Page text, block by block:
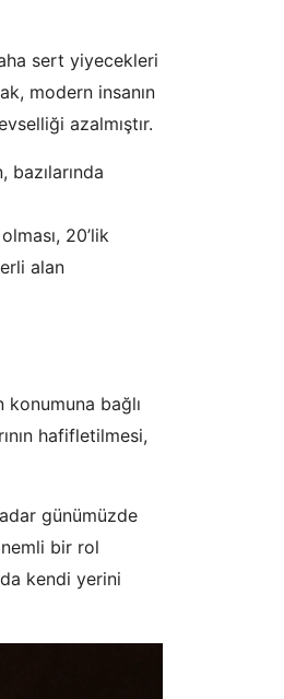
sert yiyecekleri
modern insanın
azalmıştır.
bazılarında
20’lik
alan
konumuna bağlı
hafifletilmesi,
günümüzde
bir rol
kendi yerini